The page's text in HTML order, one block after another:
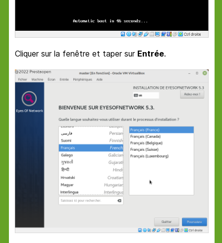
Cliquer sur la fenêtre et taper sur Entrée.